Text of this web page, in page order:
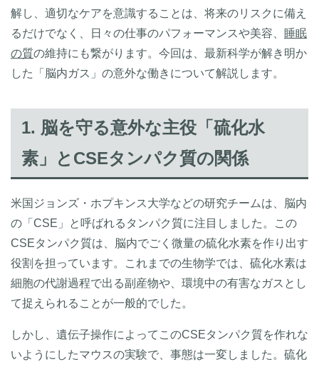
解し、適切なケアを意識することは、将来のリスクに備え
るだけでなく、日々の仕事のパフォーマンスや美容、
睡眠
の質の維持にも繋がります。今回は、最新科学が解き明か
した「脳内ガス」の意外な働きについて解説します。
1. 脳を守る意外な主役「硫化水
素」とCSEタンパク質の関係
米国ジョンズ・ホプキンス大学などの研究チームは、脳内
の「CSE」と呼ばれるタンパク質に注目しました。この
CSEタンパク質は、脳内でごく微量の硫化水素を作り出す
役割を担っています。これまでの生物学では、硫化水素は
細胞の代謝過程で出る副産物や、環境中の有害なガスとし
て捉えられることが一般的でした。
しかし、遺伝子操作によってこのCSEタンパク質を作れな
いようにしたマウスの実験で、事態は一変しました。硫化